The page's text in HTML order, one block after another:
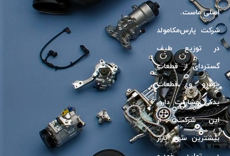
اصلى ماست.
شرکت پارس‌مکامولد
در توزیع طیف
گسترد‌ای از قطعات
خودرو و قطعات
یدکی مشارکت دارد.
این شرکت، از
بیشترین سهم بازار